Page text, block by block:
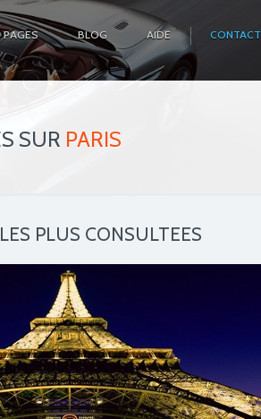
PAGES BLOG AIDE CONTACT
SUR PARIS
PLUS CONSULTEES